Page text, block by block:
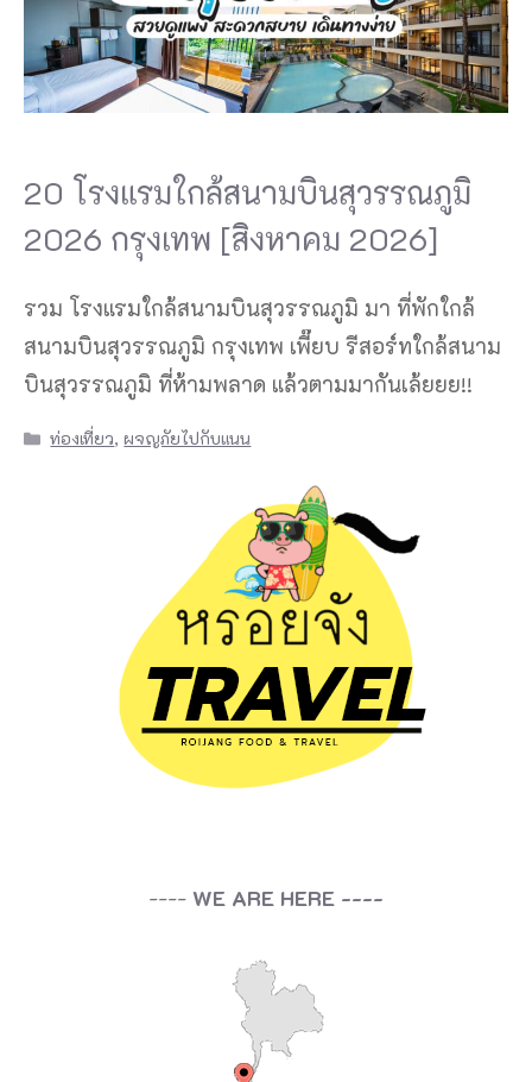
20 โรงแรมใกล้สนามบินสุวรรณภูมิ
2026 กรุงเทพ [สิงหาคม 2026]
รวม โรงแรมใกล้สนามบินสุวรรณภูมิ มา ที่พักใกล้
สนามบินสุวรรณภูมิ กรุงเทพ เพี๊ยบ รีสอร์ทใกล้สนาม
บินสุวรรณภูมิ ที่ห้ามพลาด แล้วตามมากันเล้ยยย!!
Categories
ท่องเที่ยว,ผจญภัยไปกับแนน
---- WE ARE HERE ----